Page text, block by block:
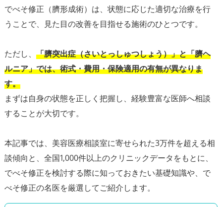
でべそ修正（臍形成術）は、状態に応じた適切な治療を行
うことで、見た目の改善を目指せる施術のひとつです。
ただし、 「臍突出症（さいとっしゅつしょう）」と「臍ヘ
ルニア」では、術式・費用・保険適用の有無が異なりま
す。
まずは自身の状態を正しく把握し、経験豊富な医師へ相談
することが大切です。
本記事では、美容医療相談室に寄せられた3万件を超える相
談傾向と、全国1,000件以上のクリニックデータをもとに、
でべそ修正を検討する際に知っておきたい基礎知識や、で
べそ修正の名医を厳選してご紹介します。